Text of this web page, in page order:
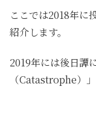
ここでは2018年
紹介します。
2019年には後日譚
（Catastrophe）